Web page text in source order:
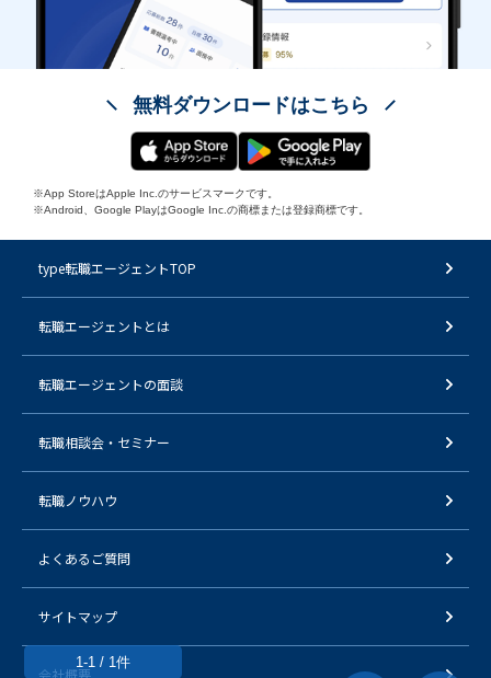
1-1 / 1件
無料ダウンロードはこちら
※App StoreはApple Inc.のサービスマークです。
※Android、Google PlayはGoogle Inc.の商標または登録商標です。
type転職エージェントTOP
転職エージェントとは
転職エージェントの面談
転職相談会・セミナー
転職ノウハウ
よくあるご質問
サイトマップ
会社概要